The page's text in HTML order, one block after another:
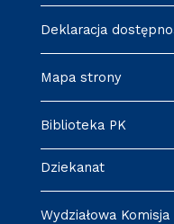
Deklaracja
Mapa strony
Biblioteka PK
Dziekanat
Wydziałowa